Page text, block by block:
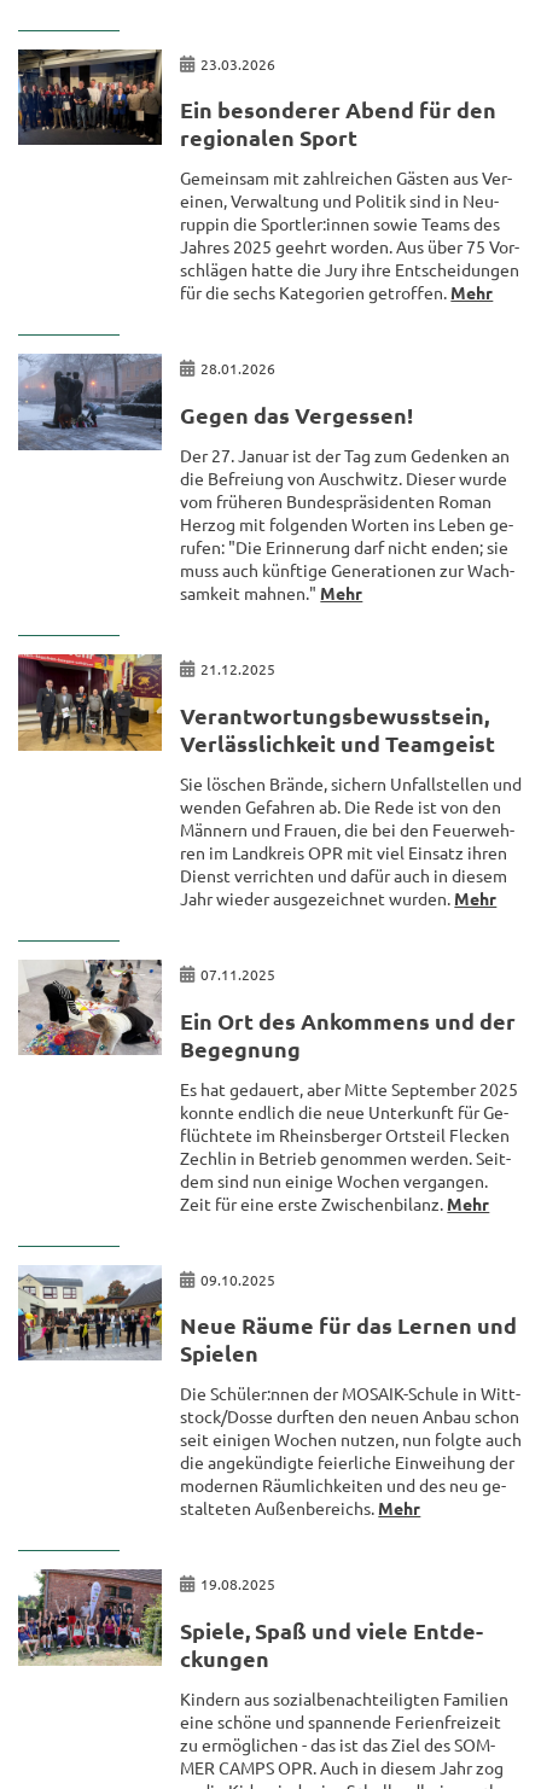
23.03.2026
Ein be­son­de­rer Abend für den
re­gio­na­len Sport
Ge­mein­sam mit zahl­rei­chen Gäs­ten aus Ver­
ei­nen, Ver­wal­tung und Po­li­tik sind in Neu­
rup­pin die Sport­ler:innen sowie Teams des
Jah­res 2025 ge­ehrt wor­den. Aus über 75 Vor­
schlä­gen hatte die Jury ihre Ent­schei­dun­gen
für die sechs Ka­te­go­rien ge­trof­fen. Mehr
28.01.2026
Gegen das Ver­ges­sen!
Der 27. Ja­nu­ar ist der Tag zum Ge­den­ken an
die Be­frei­ung von Ausch­witz. Die­ser wurde
vom frü­he­ren Bun­des­prä­si­den­ten Roman
Her­zog mit fol­gen­den Wor­ten ins Leben ge­
ru­fen: "Die Er­in­ne­rung darf nicht enden; sie
muss auch künf­ti­ge Ge­nera­tio­nen zur Wach­
sam­keit mah­nen." Mehr
21.12.2025
Ver­ant­wor­tungs­be­wusst­sein,
Ver­läss­lich­keit und Team­geist
Sie lö­schen Brän­de, si­chern Un­fall­stel­len und
wen­den Ge­fah­ren ab. Die Rede ist von den
Män­nern und Frau­en, die bei den Feu­er­weh­
ren im Land­kreis OPR mit viel Ein­satz ihren
Dienst ver­rich­ten und dafür auch in die­sem
Jahr wie­der aus­ge­zeich­net wur­den. Mehr
07.11.2025
Ein Ort des An­kom­mens und der
Be­geg­nung
Es hat ge­dau­ert, aber Mitte Sep­tem­ber 2025
konn­te end­lich die neue Un­ter­kunft für Ge­
flüch­te­te im Rheins­ber­ger Orts­teil Fle­cken
Zech­lin in Be­trieb ge­nom­men wer­den. Seit­
dem sind nun ei­ni­ge Wo­chen ver­gan­gen.
Zeit für eine erste Zwi­schen­bi­lanz. Mehr
09.10.2025
Neue Räume für das Ler­nen und
Spie­len
Die Schü­ler:nnen der MOSAIK-​Schule in Witt­
stock/Dosse durf­ten den neuen Anbau schon
seit ei­ni­gen Wo­chen nut­zen, nun folg­te auch
die an­ge­kün­dig­te fei­er­li­che Ein­wei­hung der
mo­der­nen Räum­lich­kei­ten und des neu ge­
stal­te­ten Au­ßen­be­reichs. Mehr
19.08.2025
Spie­le, Spaß und viele Ent­de­
ckun­gen
Kin­dern aus so­zi­al­be­nach­tei­lig­ten Fa­mi­li­en
eine schö­ne und span­nen­de Fe­ri­en­frei­zeit
zu er­mög­li­chen - das ist das Ziel des SOM­
MER CAMPS OPR. Auch in die­sem Jahr zog